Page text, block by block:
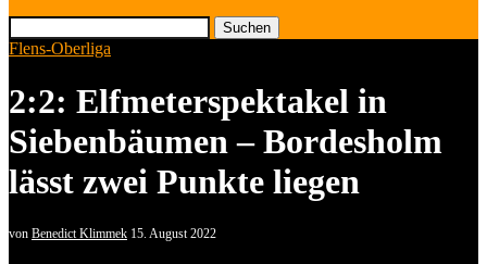
Suchen
Flens-Oberliga
2:2: Elfmeterspektakel in
Siebenbäumen – Bordesholm
lässt zwei Punkte liegen
von Benedict Klimmek 15. August 2022